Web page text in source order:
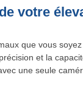
votre
que vous
et la
une seule